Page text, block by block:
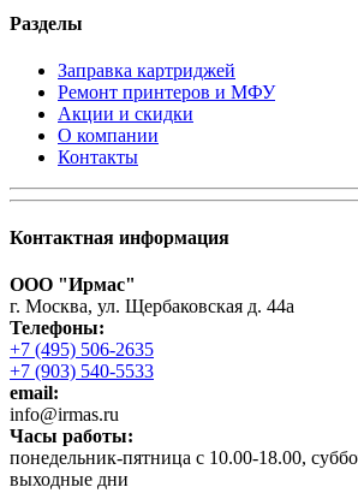
Разделы
Заправка картриджей
Ремонт принтеров и МФУ
Акции и скидки
О компании
Контакты
Контактная информация
ООО "Ирмас"
г. Москва, ул. Щербаковская д. 44а
Телефоны:
+7 (495) 506-2635
+7 (903) 540-5533
email:
infо@irmas.ru
Часы работы:
понедельник-пятница с 10.00-18.00,
выходные дни